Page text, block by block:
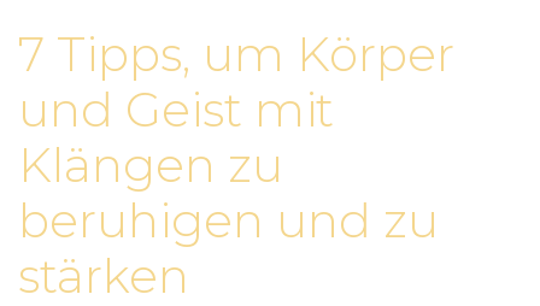
7 Tipps, um Körper
und Geist mit
Klängen zu
beruhigen und zu
stärken